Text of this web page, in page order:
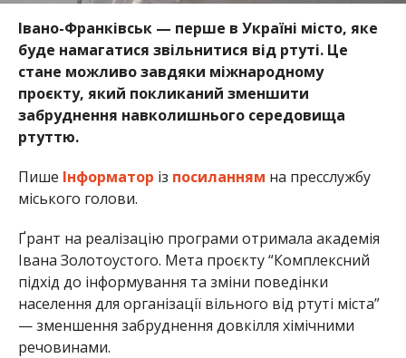
Івано-Франківськ — перше в Україні місто, яке
буде намагатися звільнитися від ртуті. Це
стане можливо завдяки міжнародному
проєкту, який покликаний зменшити
забруднення навколишнього середовища
ртуттю.
Пише Інформатор із посиланням на пресслужбу
міського голови.
Ґрант на реалізацію програми отримала академія
Івана Золотоустого. Мета проєкту “Комплексний
підхід до інформування та зміни поведінки
населення для організації вільного від ртуті міста”
— зменшення забруднення довкілля хімічними
речовинами.